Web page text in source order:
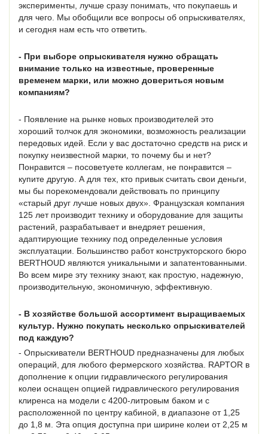
эксперименты, лучше сразу понимать, что покупаешь и
для чего. Мы обобщили все вопросы об опрыскивателях,
и сегодня нам есть что ответить.
- При выборе опрыскивателя нужно обращать
внимание только на известные, проверенные
временем марки, или можно довериться новым
компаниям?
- Появление на рынке новых производителей это
хороший толчок для экономики, возможность реализации
передовых идей. Если у вас достаточно средств на риск и
покупку неизвестной марки, то почему бы и нет?
Понравится – посоветуете коллегам, не понравится –
купите другую. А для тех, кто привык считать свои деньги,
мы бы порекомендовали действовать по принципу
«старый друг лучше новых двух». Французская компания
125 лет производит технику и оборудование для защиты
растений, разрабатывает и внедряет решения,
адаптирующие технику под определенные условия
эксплуатации. Большинство работ конструкторского бюро
BERTHOUD являются уникальными и запатентованными.
Во всем мире эту технику знают, как простую, надежную,
производительную, экономичную, эффективную.
- В хозяйстве большой ассортимент выращиваемых
культур. Нужно покупать несколько опрыскивателей
под каждую?
- Опрыскиватели BERTHOUD предназначены для любых
операций, для любого фермерского хозяйства. RAPTOR в
дополнение к опции гидравлического регулирования
колеи оснащен опцией гидравлического регулирования
клиренса на модели с 4200-литровым баком и с
расположенной по центру кабиной, в диапазоне от 1,25
до 1,8 м. Эта опция доступна при ширине колеи от 2,25 м